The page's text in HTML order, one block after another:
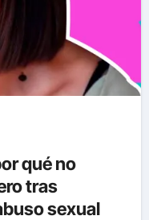
qué no
tras
sexual